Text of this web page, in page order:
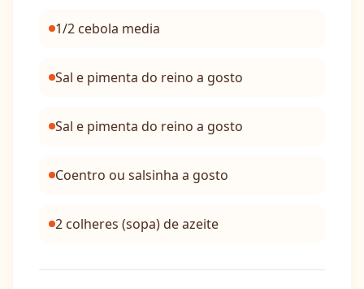
1/2 cebola media
Sal e pimenta do reino a gosto
Sal e pimenta do reino a gosto
Coentro ou salsinha a gosto
2 colheres (sopa) de azeite